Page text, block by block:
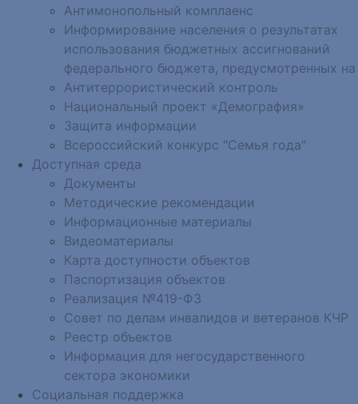
Антимонопольный комплаенс
Информирование населения о результатах
использования бюджетных ассигнований
федерального бюджета, предусмотренных на
Антитеррористический контроль
Национальный проект «Демография»
Защита информации
Всероссийский конкурс "Семья года"
Доступная среда
Документы
Методические рекомендации
Информационные материалы
Видеоматериалы
Карта доступности объектов
Паспортизация объектов
Реализация №419-ФЗ
Совет по делам инвалидов и ветеранов КЧР
Реестр объектов
Информация для негосударственного
сектора экономики
Социальная поддержка